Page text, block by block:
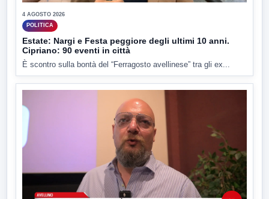
4 AGOSTO 2026
POLITICA
Estate: Nargi e Festa peggiore degli ultimi 10 anni.
Cipriano: 90 eventi in città
È scontro sulla bontà del “Ferragosto avellinese” tra gli ex...